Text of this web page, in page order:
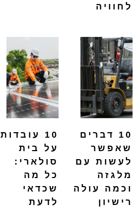
לחוויה
10 דברים
שאפשר
לעשות עם
מלגזה
וכמה עולה
רישיון
10 עובדות
על בית
סולארי:
כל מה
שכדאי
לדעת